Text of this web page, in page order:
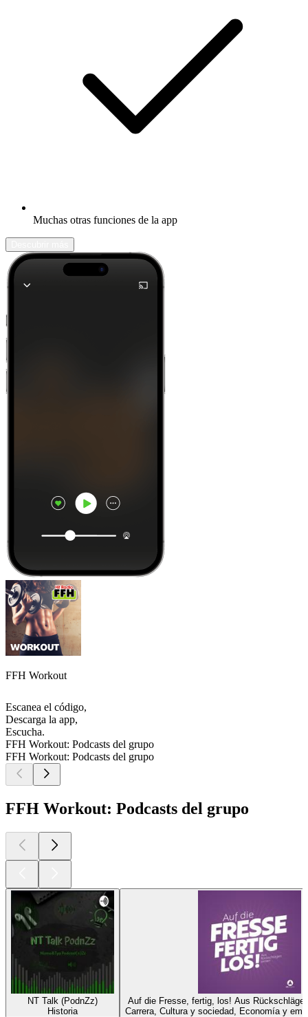
Muchas otras funciones de la app
FFH Workout
Escanea el código,
Descarga la app,
Escucha.
FFH Workout: Podcasts del grupo
FFH Workout: Podcasts del grupo
FFH Workout: Podcasts del grupo
NT Talk (PodnZz)
Historia
Auf die Fresse, fertig, los! Aus
Carrera, Cultura y sociedad, Economía y